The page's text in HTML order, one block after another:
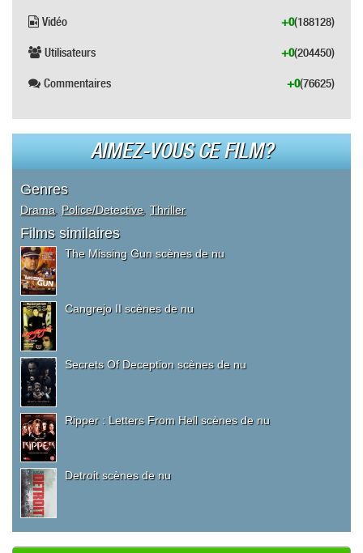
Vidéo (188128)
+0
Utilisateurs (204450)
+0
Commentaires (76625)
+0
AIMEZ-VOUS CE FILM?
Genres
Drama Police/Detective, Thriller
Films similaires
The Missing Gun scènes de nu
Cangrejo II scènes de nu
Secrets Of Deception scènes de nu
Ripper : Letters From Hell scènes de nu
Detroit scènes de nu